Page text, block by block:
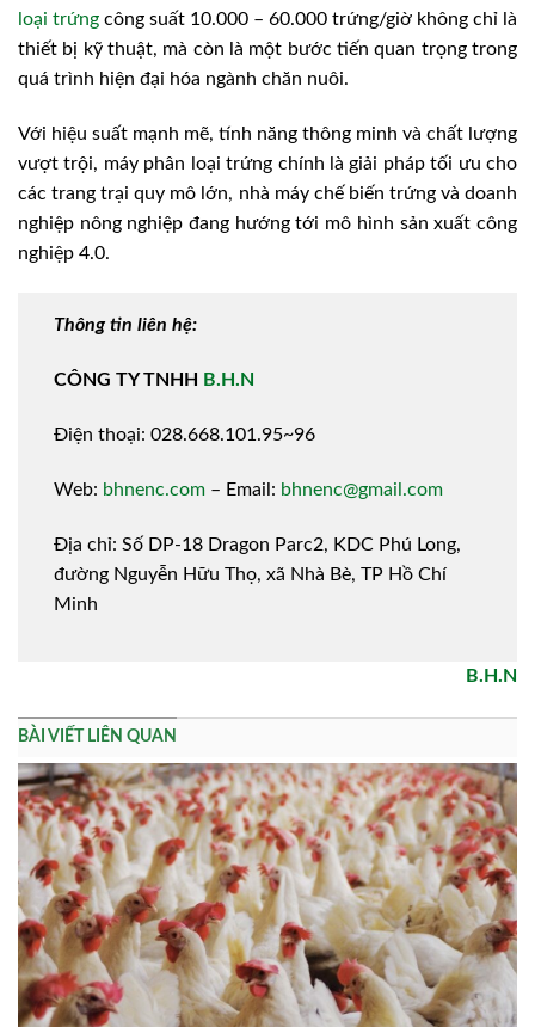
loại trứng công suất 10.000 – 60.000 trứng/giờ không chỉ là
thiết bị kỹ thuật, mà còn là một bước tiến quan trọng trong
quá trình hiện đại hóa ngành chăn nuôi.
Với hiệu suất mạnh mẽ, tính năng thông minh và chất lượng
vượt trội, máy phân loại trứng chính là giải pháp tối ưu cho
các trang trại quy mô lớn, nhà máy chế biến trứng và doanh
nghiệp nông nghiệp đang hướng tới mô hình sản xuất công
nghiệp 4.0.
Thông tin liên hệ:
CÔNG TY TNHH B.H.N
Điện thoại: 028.668.101.95~96
Web: bhnenc.com – Email: bhnenc@gmail.com
Địa chỉ: Số DP-18 Dragon Parc2, KDC Phú Long,
đường Nguyễn Hữu Thọ, xã Nhà Bè, TP Hồ Chí
Minh
B.H.N
BÀI VIẾT LIÊN QUAN